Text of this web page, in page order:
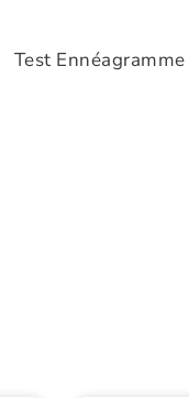
Test Ennéagramme